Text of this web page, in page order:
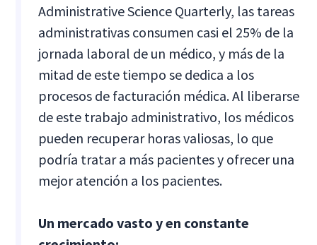
Administrative Science Quarterly, las tareas
administrativas consumen casi el 25% de la
jornada laboral de un médico, y más de la
mitad de este tiempo se dedica a los
procesos de facturación médica. Al liberarse
de este trabajo administrativo, los médicos
pueden recuperar horas valiosas, lo que
podría tratar a más pacientes y ofrecer una
mejor atención a los pacientes.
Un mercado vasto y en constante